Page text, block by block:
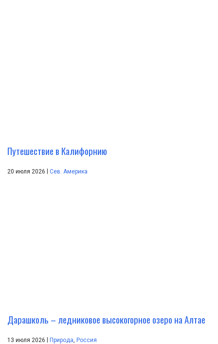
Путешествие в Калифорнию
20 июля 2026 Сев. Америка
Дарашколь – ледниковое высокогорное озеро на Алтае
13 июля 2026 Природа, Россия